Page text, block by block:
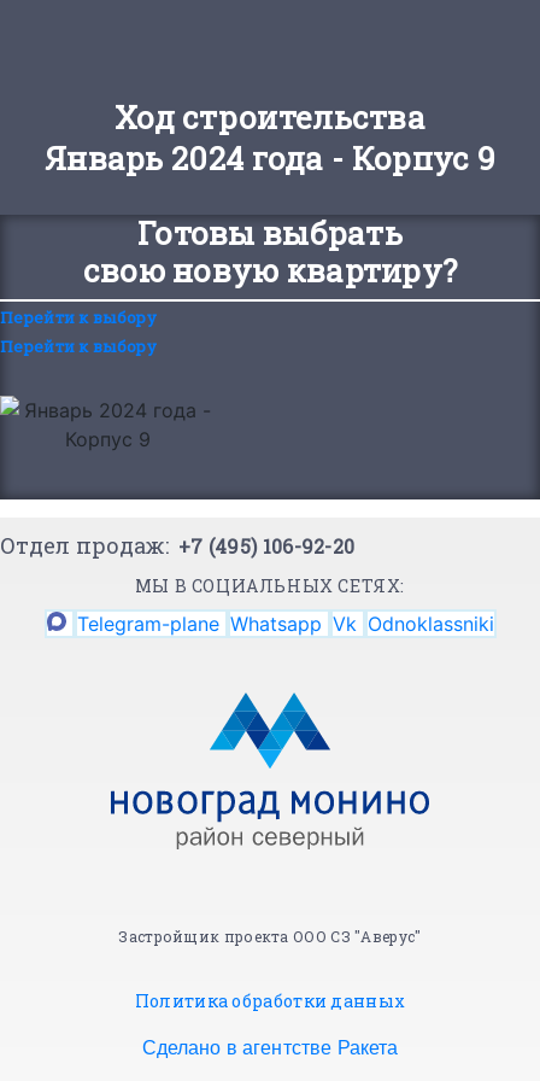
Ход строительства
Январь 2024 года - Корпус 9
Готовы выбрать
свою новую квартиру?
Перейти к выбору
Перейти к выбору
Отдел продаж: +7 (495) 106-92-20
МЫ В СОЦИАЛЬНЫХ СЕТЯХ:
Telegram-plane Whatsapp Vk Odnoklassniki
Застройщик проекта ООО СЗ "Аверус"
Политика обработки данных
Сделано в агентстве Ракета